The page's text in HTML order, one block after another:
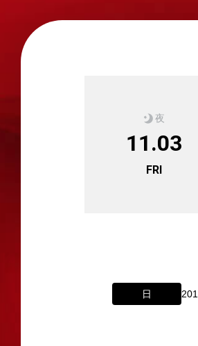
夜
11.03
FRI
日
所属オーディシ